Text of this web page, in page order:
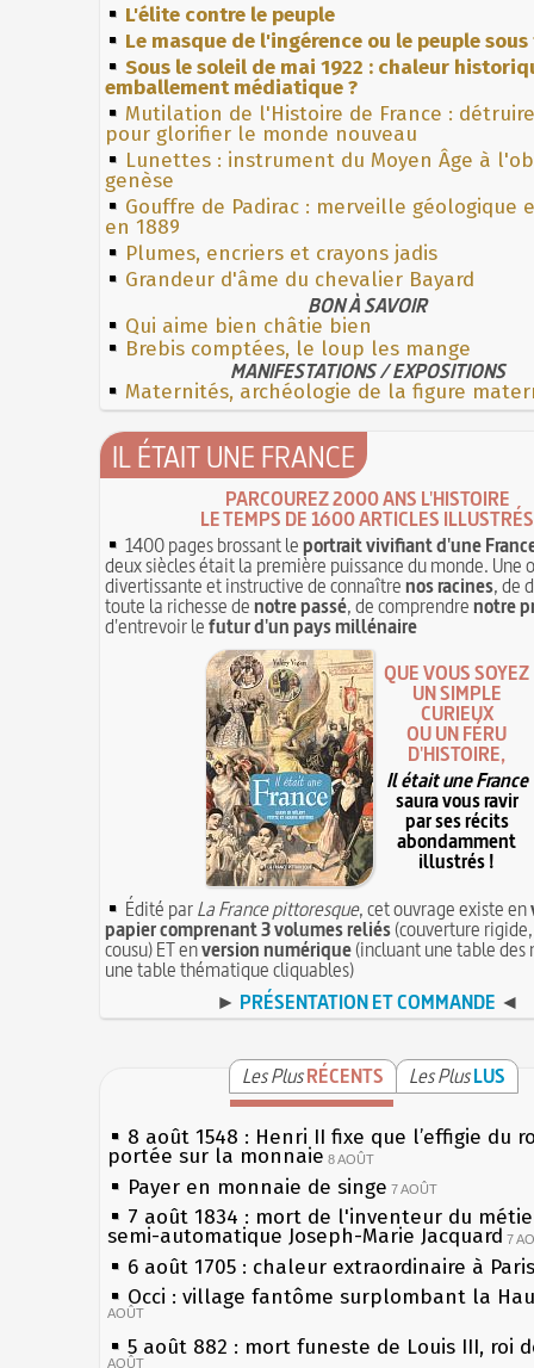
L'élite contre le peuple
Le masque de l'ingérence ou le peuple
Sous le soleil de mai 1922 : chaleur
emballement médiatique ?
Mutilation de l'Histoire de France :
pour glorifier le monde nouveau
Lunettes : instrument du Moyen Âge à
genèse
Gouffre de Padirac : merveille géologique
en 1889
Plumes, encriers et crayons jadis
Grandeur d'âme du chevalier Bayard
BON À SAVOIR
Qui aime bien châtie bien
Brebis comptées, le loup les mange
MANIFESTATIONS / EXPOSITIONS
Maternités, archéologie de la figure
IL ÉTAIT UNE FRANCE
PARCOUREZ 2000 ANS L'HISTOIRE
LE TEMPS DE 1600 ARTICLES ILLUSTRÉS
1400 pages brossant leportrait vivifiant d'une
deux siècles était la première puissance du monde. Une
divertissante et instructive de connaîtrenos racines, de
toute la richesse denotre passé, de comprendrenotre
d'entrevoir lefutur d'un pays millénaire
QUE VOUS SOYEZ
UN SIMPLE
CURIEUX
OU UN FÉRU
D'HISTOIRE,
Il était une France
saura vous ravir
par ses récits
abondamment
illustrés !
Édité parLa France pittoresque, cet ouvrage existe en
papier comprenant 3 volumes reliés(couverture
cousu) ET enversion numérique(incluant une table des
une table thématique cliquables)
► PRÉSENTATION ET COMMANDE ◄
Les PlusRÉCENTS Les PlusLUS
8 août 1548 : Henri II fixe que l’effigie du
portée sur la monnaie 8 AOÛT
Payer en monnaie de singe 7 AOÛT
7 août 1834 : mort de l'inventeur du
semi-automatique Joseph-Marie Jacquard 7
6 août 1705 : chaleur extraordinaire à Paris
Occi : village fantôme surplombant la
AOÛT
5 août 882 : mort funeste de Louis III, roi